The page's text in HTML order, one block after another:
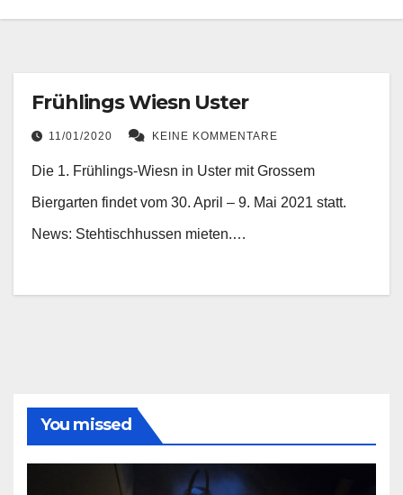
Frühlings Wiesn Uster
11/01/2020 KEINE KOMMENTARE
Die 1. Frühlings-Wiesn in Uster mit Grossem
Biergarten findet vom 30. April – 9. Mai 2021 statt.
News: Stehtischhussen mieten.…
You missed